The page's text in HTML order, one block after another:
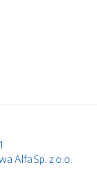
Alfa Sp. z o.o.